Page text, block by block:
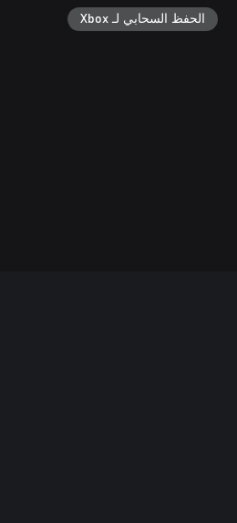
الحفظ السحابي لـ Xbox